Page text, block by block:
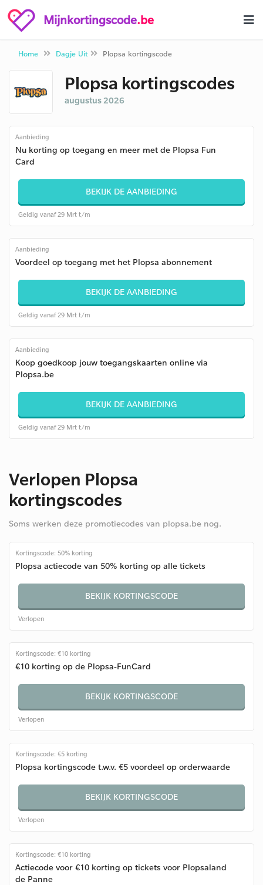
Mijnkortingscode.be
Home Dagje Uit Plopsa kortingscode
Plopsa kortingscodes
augustus 2026
Aanbieding
Nu korting op toegang en meer met de Plopsa Fun
Card
BEKIJK DE AANBIEDING
Geldig vanaf 29 Mrt t/m
Aanbieding
Voordeel op toegang met het Plopsa abonnement
BEKIJK DE AANBIEDING
Geldig vanaf 29 Mrt t/m
Aanbieding
Koop goedkoop jouw toegangskaarten online via
Plopsa.be
BEKIJK DE AANBIEDING
Geldig vanaf 29 Mrt t/m
Verlopen Plopsa
kortingscodes
Soms werken deze promotiecodes van plopsa.be nog.
Kortingscode: 50% korting
Plopsa actiecode van 50% korting op alle tickets
BEKIJK KORTINGSCODE
Verlopen
Kortingscode: €10 korting
€10 korting op de Plopsa-FunCard
BEKIJK KORTINGSCODE
Verlopen
Kortingscode: €5 korting
Plopsa kortingscode t.w.v. €5 voordeel op orderwaarde
BEKIJK KORTINGSCODE
Verlopen
Kortingscode: €10 korting
Actiecode voor €10 korting op tickets voor Plopsaland
de Panne